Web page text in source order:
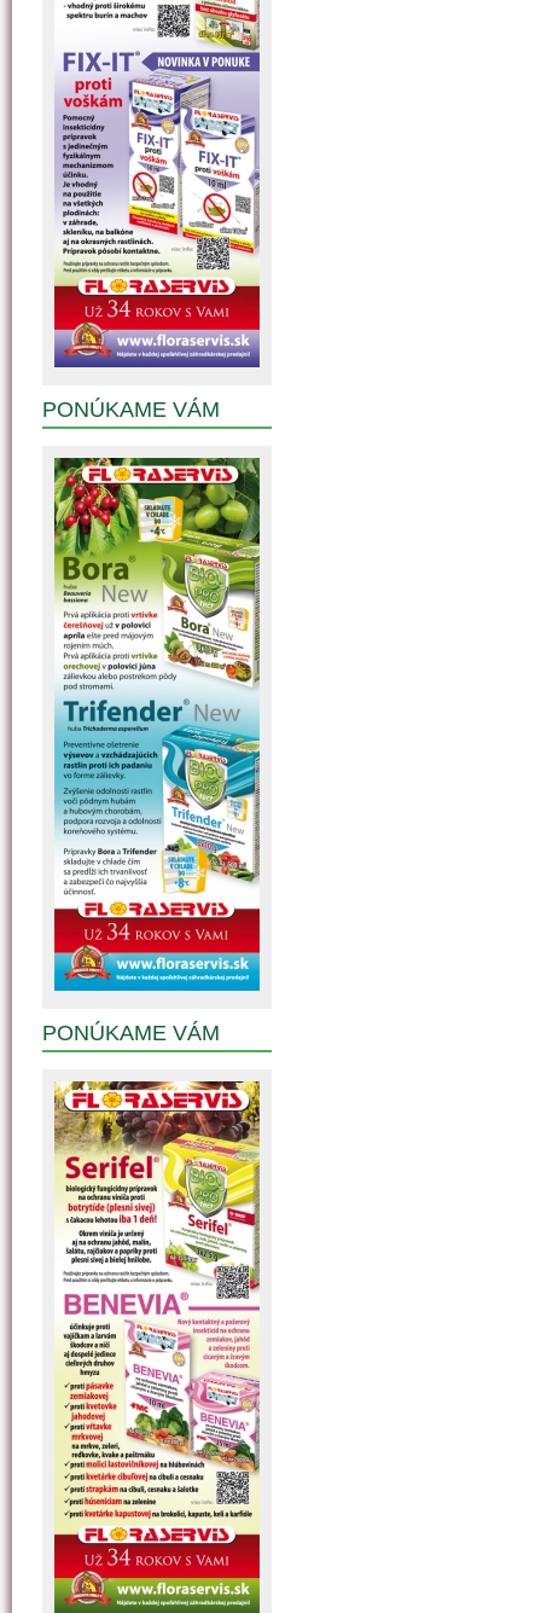
PONÚKAME VÁM
PONÚKAME VÁM